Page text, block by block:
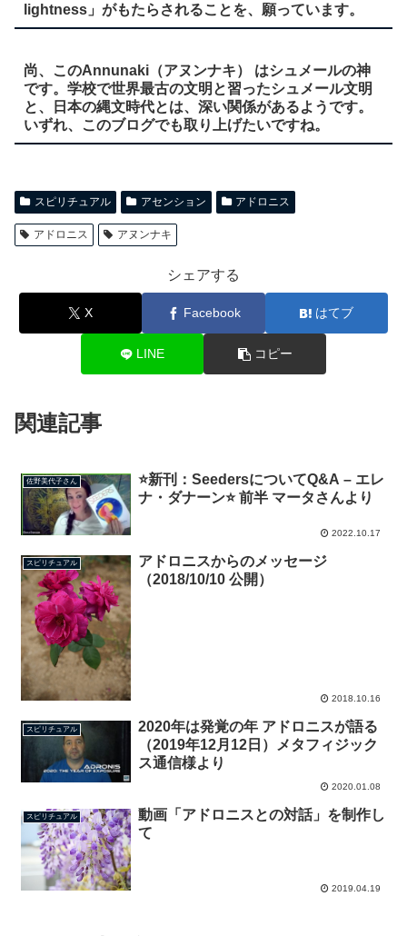
lightness」がもたらされることを、願っています。
尚、このAnnunaki（アヌンナキ） はシュメールの神
です。学校で世界最古の文明と習ったシュメール文明
と、日本の縄文時代とは、深い関係があるようです。
いずれ、このブログでも取り上げたいですね。 ​
スピリチュアル アセンション アドロニス
アドロニス アヌンナキ
シェアする
X Facebook はてブ
LINE コピー
関連記事
佐野美代子さん
⭐️新刊：SeedersについてQ&A – エレ
ナ・ダナーン⭐️ 前半 マータさんより
2022.10.17
スピリチュアル
アドロニスからのメッセージ
（2018/10/10 公開）
2018.10.16
スピリチュアル
2020年は発覚の年 アドロニスが語る
（2019年12月12日）メタフィジック
ス通信様より
2020.01.08
スピリチュアル
動画「アドロニスとの対話」を制作し
て
2019.04.19